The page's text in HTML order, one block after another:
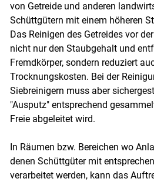
von Getreide und anderen
Schüttgütern mit einem höheren
Das Reinigen des Getreides vor
nicht nur den Staubgehalt und
Fremdkörper, sondern reduziert
Trocknungskosten. Bei der
Siebreinigern muss aber
"Ausputz" entsprechend
Freie abgeleitet wird.
In Räumen bzw. Bereichen wo
denen Schüttgüter mit
verarbeitet werden, kann das